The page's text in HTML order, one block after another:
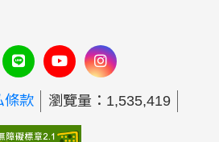
條款 瀏覽量：1,535,419